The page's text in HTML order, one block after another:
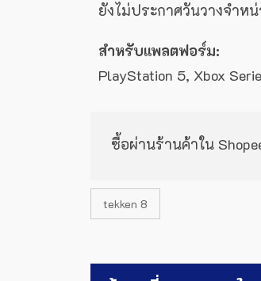
ยังไม่ประกาศวันวางจำห
สำหรับแพลตฟอร์ม:
PlayStation 5, Xbox
ซื้อผ่านร้านค้าใน
tekken 8